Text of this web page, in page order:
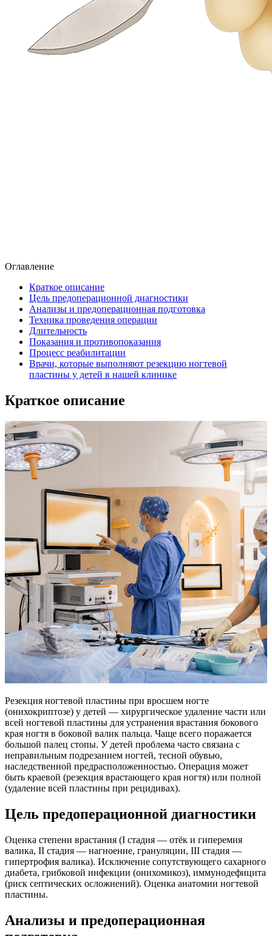
Оглавление
Краткое описание
Цель предоперационной диагностики
Анализы и предоперационная подготовка
Техника проведения операции
Длительность
Показания и противопоказания
Процесс реабилитации
Врачи, которые выполняют резекцию ногтевой
пластины у детей в нашей клинике
Краткое описание
Резекция ногтевой пластины при вросшем ногте
(онихокриптозе) у детей — хирургическое удаление части или
всей ногтевой пластины для устранения врастания бокового
края ногтя в боковой валик пальца. Чаще всего поражается
большой палец стопы. У детей проблема часто связана с
неправильным подрезанием ногтей, тесной обувью,
наследственной предрасположенностью. Операция может
быть краевой (резекция врастающего края ногтя) или полной
(удаление всей пластины при рецидивах).
Цель предоперационной диагностики
Оценка степени врастания (I стадия — отёк и гиперемия
валика, II стадия — нагноение, грануляции, III стадия —
гипертрофия валика). Исключение сопутствующего сахарного
диабета, грибковой инфекции (онихомикоз), иммунодефицита
(риск септических осложнений). Оценка анатомии ногтевой
пластины.
Анализы и предоперационная